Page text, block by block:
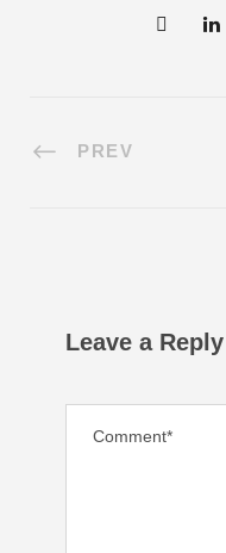
PREV
Leave a Reply